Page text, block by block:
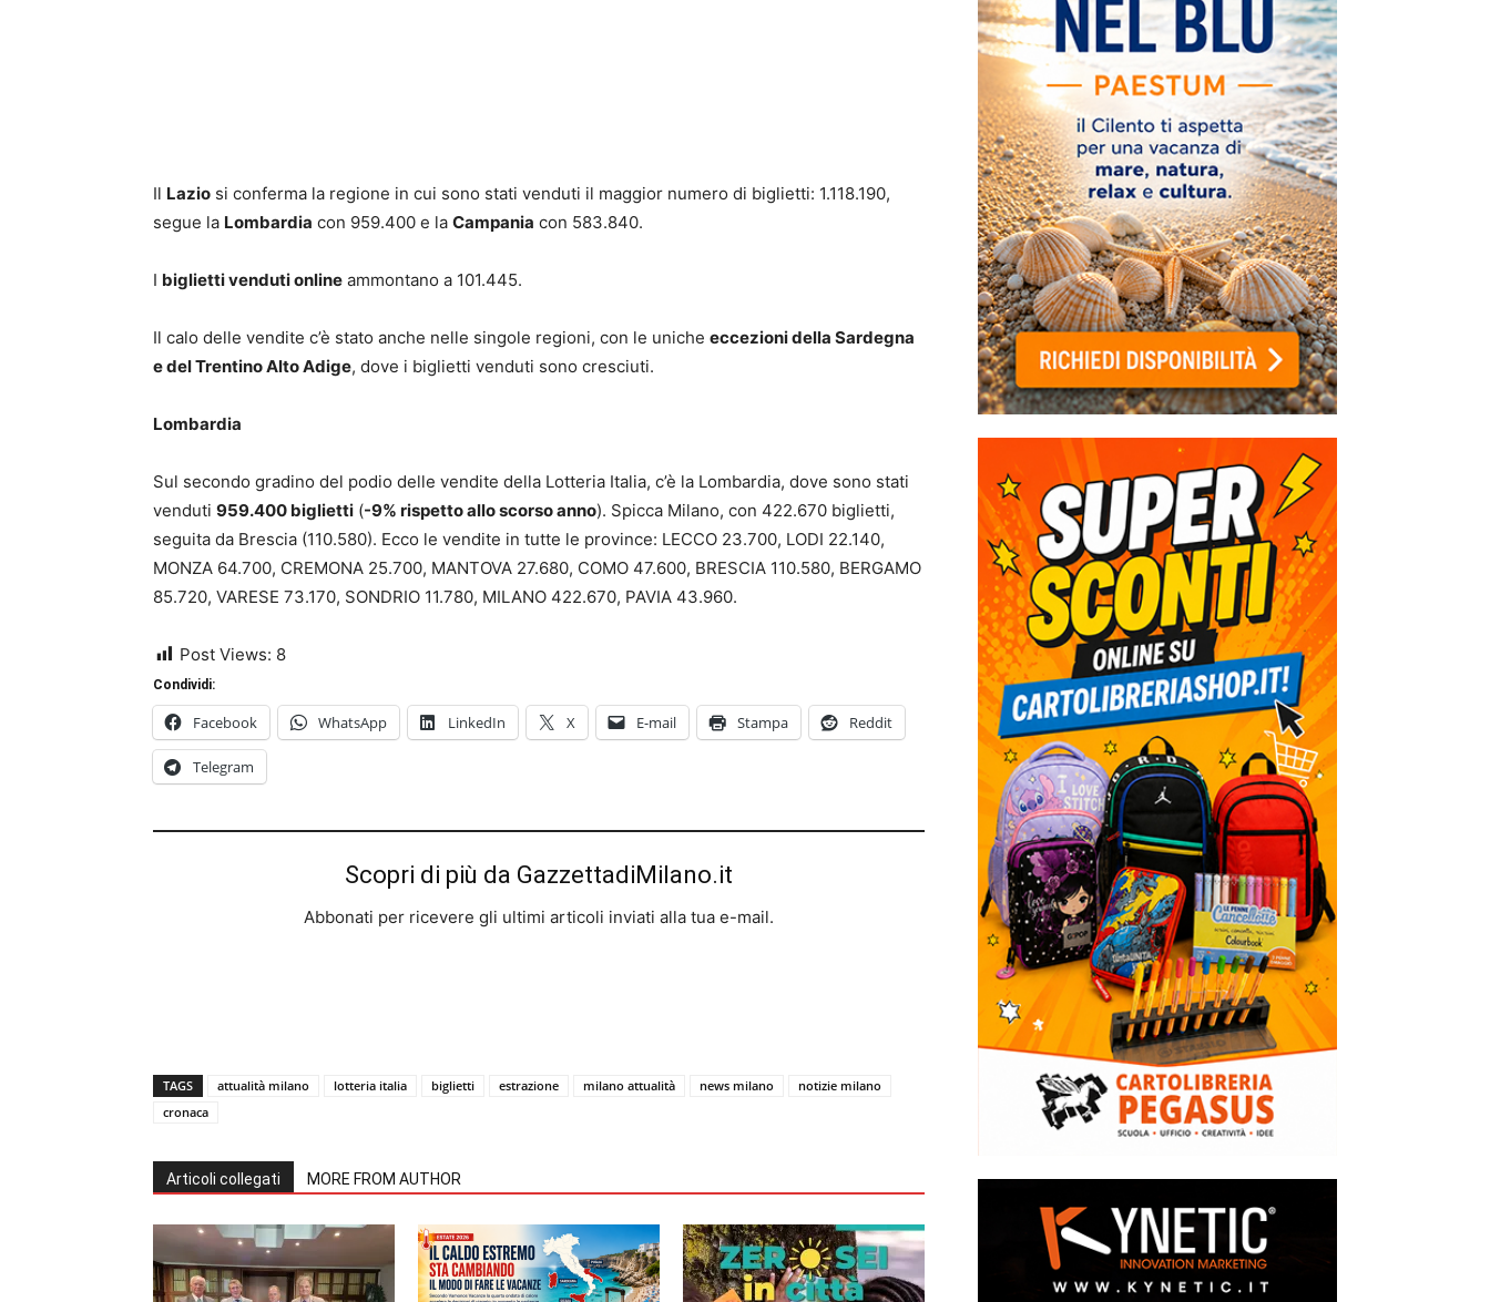
Il Lazio si conferma la regione in cui sono stati venduti il maggior numero di biglietti: 1.118.190,
segue la Lombardia con 959.400 e la Campania con 583.840.
I biglietti venduti online ammontano a 101.445.
Il calo delle vendite c’è stato anche nelle singole regioni, con le uniche eccezioni della Sardegna
e del Trentino Alto Adige, dove i biglietti venduti sono cresciuti.
Lombardia
Sul secondo gradino del podio delle vendite della Lotteria Italia, c’è la Lombardia, dove sono stati
venduti 959.400 biglietti (-9% rispetto allo scorso anno). Spicca Milano, con 422.670 biglietti,
seguita da Brescia (110.580). Ecco le vendite in tutte le province: LECCO 23.700, LODI 22.140,
MONZA 64.700, CREMONA 25.700, MANTOVA 27.680, COMO 47.600, BRESCIA 110.580, BERGAMO
85.720, VARESE 73.170, SONDRIO 11.780, MILANO 422.670, PAVIA 43.960.
Post Views: 8
Condividi:
Facebook WhatsApp LinkedIn X E-mail Stampa Reddit
Telegram
Scopri di più da GazzettadiMilano.it
Abbonati per ricevere gli ultimi articoli inviati alla tua e-mail.
TAGS attualità milano lotteria italia biglietti estrazione milano attualità news milano
notizie milano
cronaca
Articoli collegati MORE FROM AUTHOR